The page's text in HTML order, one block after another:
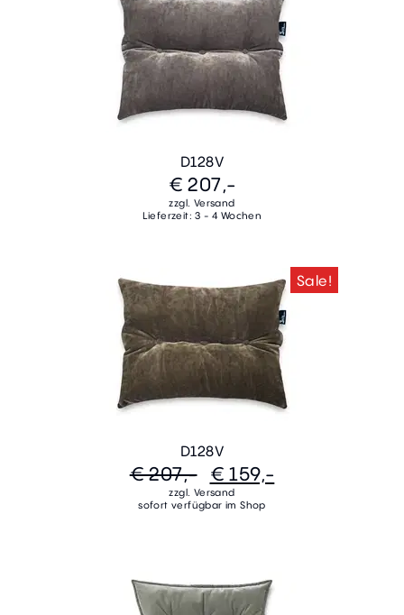
D128V
€ 207,-
zzgl. Versand
Lieferzeit: 3 - 4 Wochen
Sale!
D128V
€ 207,- € 159,-
zzgl. Versand
sofort verfügbar im Shop